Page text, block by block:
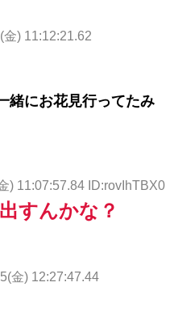
金) 11:12:21.62
緒にお花見行ってたみ
) 11:07:57.84 ID:rovIhTBX0
すんかな？
金) 12:27:47.44